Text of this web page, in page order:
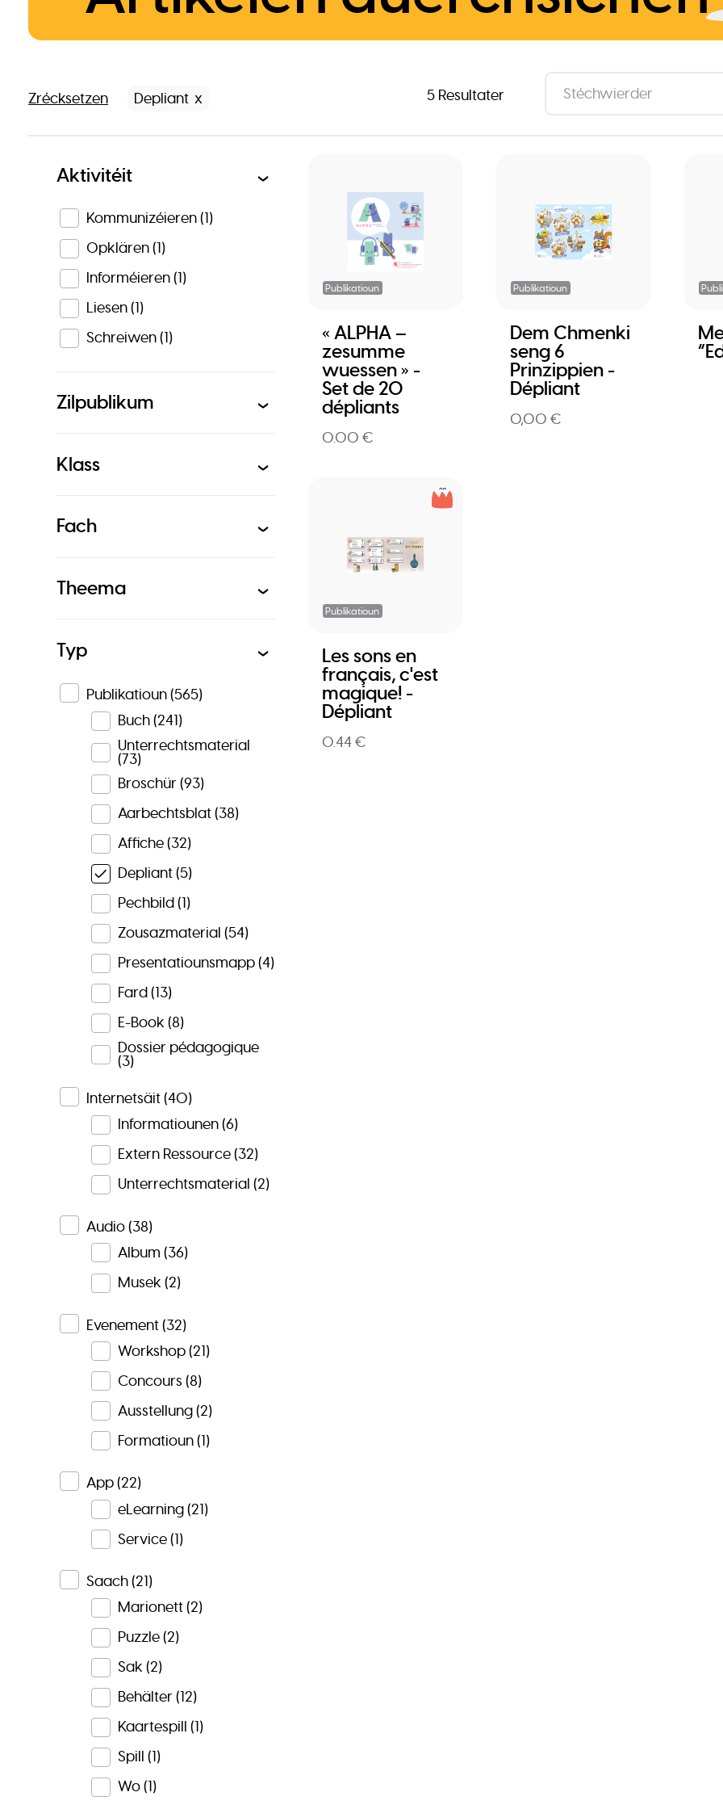
Zrécksetzen Depliant 5 Resultater
Publikatioun
« ALPHA –
zesumme
wuessen » -
Set de 20
dépliants
0.00 €
Publikatioun
Dem Chmenki
seng 6
Prinzippien -
Dépliant
0,00 €
Publikatioun
Les sons en
français, c'est
magique! -
Dépliant
0.44 €
Aktivitéit
Kommunizéieren(1)
Opklären(1)
Informéieren(1)
Liesen(1)
Schreiwen(1)
Zilpublikum
Klass
Fach
Theema
Typ
Publikatioun(565)
Buch (241)
Unterrechtsmaterial
(73)
Broschür (93)
Aarbechtsblat (38)
Affiche (32)
Depliant (5)
Pechbild (1)
Zousazmaterial (54)
Presentatiounsmapp (4)
Fard (13)
E-Book (8)
Dossier pédagogique
(3)
Internetsäit(40)
Informatiounen (6)
Extern Ressource (32)
Unterrechtsmaterial (2)
Audio(38)
Album (36)
Musek (2)
Evenement(32)
Workshop (21)
Concours (8)
Ausstellung (2)
Formatioun (1)
App(22)
eLearning (21)
Service (1)
Saach(21)
Marionett (2)
Puzzle (2)
Sak (2)
Behälter (12)
Kaartespill (1)
Spill (1)
Wo (1)